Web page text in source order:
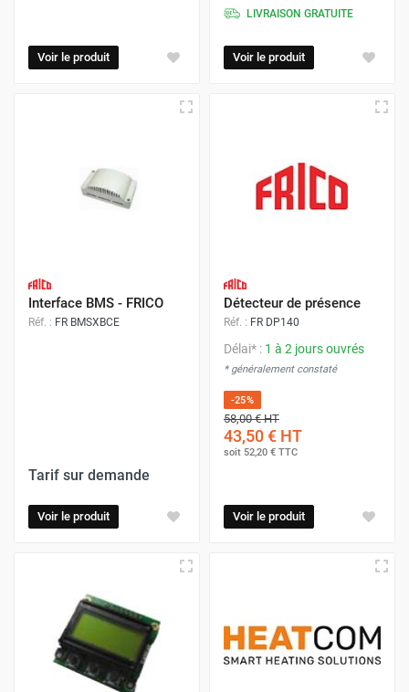
Voir le produit
LIVRAISON GRATUITE
Voir le produit
Interface BMS - FRICO
Réf. : FR BMSXBCE
Tarif sur demande
Voir le produit
Détecteur de présence
Réf. : FR DP140
Délai* : 1 à 2 jours ouvrés
* généralement constaté
-25%
58,00 €HT
43,50 € HT
soit 52,20 € TTC
Voir le produit